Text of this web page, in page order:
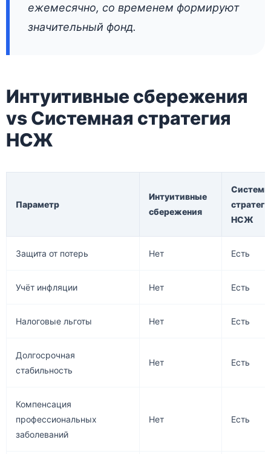
ежемесячно, со временем формируют
значительный фонд.
Интуитивные сбережения
vs Системная стратегия
НСЖ
Параметр
Интуитивные
сбережения
НСЖ
Защита от потерь Нет Есть
Учёт инфляции Нет Есть
Налоговые льготы Нет Есть
Долгосрочная
стабильность
Нет Есть
Компенсация
профессиональных
заболеваний
Нет Есть